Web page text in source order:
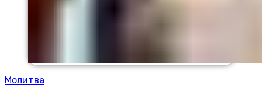
Молитва